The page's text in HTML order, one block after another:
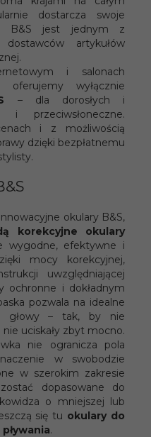
dostarcza swoje
B&S jest jednym z
artykułów
i salonach
oferujemy wyłącznie
– dla dorosłych i
i przeciwsłoneczne.
i z możliwością
dzięki bezpłatnemu
okulary B&S,
korekcyjne okulary
wygodne, efektywne i
mocy korekcyjnej,
uwzględniającej
ochronne i dokładnym
pozwala na idealne
głowy – tak, by nie
nie uciskały zbyt mocno.
nie ogranicza pola
w swobodzie
w szerokim zakresie
dopasowane do
o mniejszej lub
się tu okulary do
.